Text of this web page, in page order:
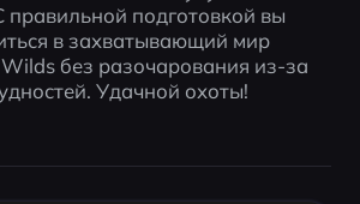
правильной подготовкой вы
в захватывающий мир
без разочарования из-за
Удачной охоты!